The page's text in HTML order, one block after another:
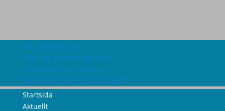
Om webbplatsen
Tillgänglighetsredogörelse
Information om cookies
Information om personuppgifter
Startsida
Aktuellt